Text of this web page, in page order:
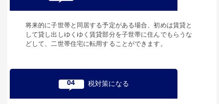
将来的に子世帯と同居する予定がある場合、初めは賃貸と
して貸し出しゆくゆく賃貸部分を子世帯に住んでもらうな
どして、二世帯住宅に転用することができます。
04 税対策になる